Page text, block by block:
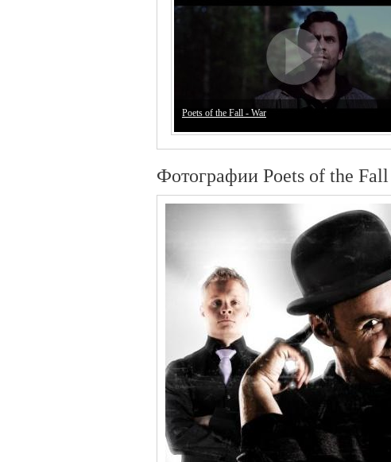
Poets of the Fall - War
Фотографии Poets of the Fall